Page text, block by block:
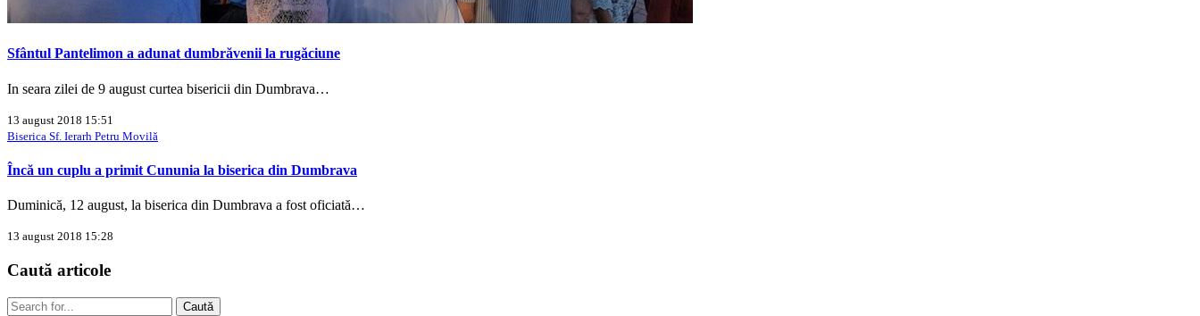
Sfântul Pantelimon a adunat dumbrăvenii la rugăciune
In seara zilei de 9 august curtea bisericii din Dumbrava…
13 august 2018 15:51
Biserica Sf. Ierarh Petru Movilă
Încă un cuplu a primit Cununia la biserica din Dumbrava
Duminică, 12 august, la biserica din Dumbrava a fost oficiată…
13 august 2018 15:28
Caută articole
Caută